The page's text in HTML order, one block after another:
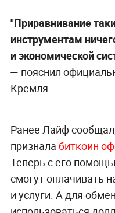
"Приравнивание
инструментам
и экономической
— пояснил
Кремля.
Ранее Лайф
признала биткоин
Теперь с его
смогут оплачивать
и услуги. А для